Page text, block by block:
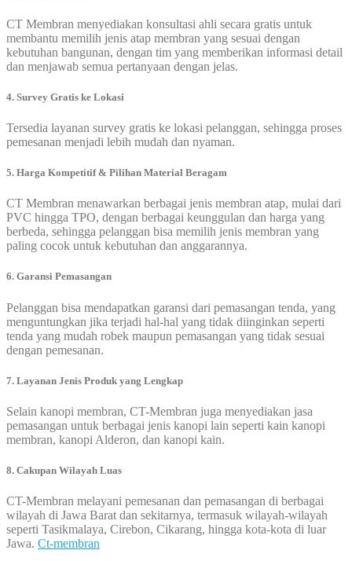
CT Membran menyediakan konsultasi ahli secara gratis untuk
membantu memilih jenis atap membran yang sesuai dengan
kebutuhan bangunan, dengan tim yang memberikan informasi detail
dan menjawab semua pertanyaan dengan jelas.
4. Survey Gratis ke Lokasi
Tersedia layanan survey gratis ke lokasi pelanggan, sehingga proses
pemesanan menjadi lebih mudah dan nyaman.
5. Harga Kompetitif & Pilihan Material Beragam
CT Membran menawarkan berbagai jenis membran atap, mulai dari
PVC hingga TPO, dengan berbagai keunggulan dan harga yang
berbeda, sehingga pelanggan bisa memilih jenis membran yang
paling cocok untuk kebutuhan dan anggarannya.
6. Garansi Pemasangan
Pelanggan bisa mendapatkan garansi dari pemasangan tenda, yang
menguntungkan jika terjadi hal-hal yang tidak diinginkan seperti
tenda yang mudah robek maupun pemasangan yang tidak sesuai
dengan pemesanan.
7. Layanan Jenis Produk yang Lengkap
Selain kanopi membran, CT-Membran juga menyediakan jasa
pemasangan untuk berbagai jenis kanopi lain seperti kain kanopi
membran, kanopi Alderon, dan kanopi kain.
8. Cakupan Wilayah Luas
CT-Membran melayani pemesanan dan pemasangan di berbagai
wilayah di Jawa Barat dan sekitarnya, termasuk wilayah-wilayah
seperti Tasikmalaya, Cirebon, Cikarang, hingga kota-kota di luar
Jawa. Ct-membran